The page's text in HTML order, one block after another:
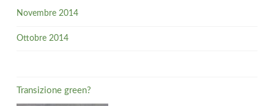
Novembre 2014
Ottobre 2014
Transizione green?